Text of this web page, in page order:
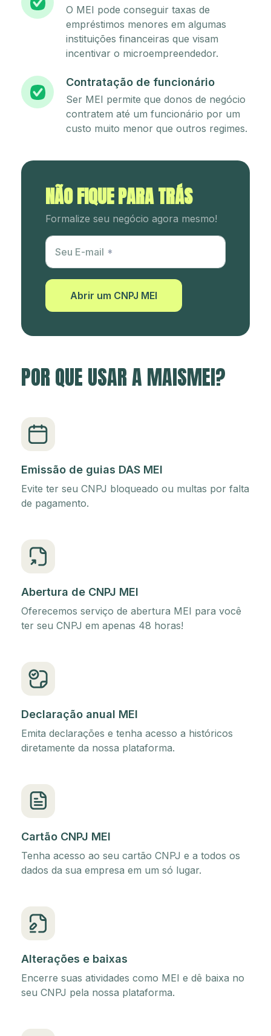
O MEI pode conseguir taxas de
empréstimos menores em algumas
instituições financeiras que visam
incentivar o microempreendedor.
Contratação de funcionário
Ser MEI permite que donos de negócio
contratem até um funcionário por um
custo muito menor que outros regimes.
NÃO FIQUE PARA TRÁS
Formalize seu negócio agora mesmo!
Utm Content
Seu E-mail
Abrir um CNPJ MEI
POR QUE USAR A MAISMEI?
Emissão de guias DAS MEI
Evite ter seu CNPJ bloqueado ou multas por falta
de pagamento.
Abertura de CNPJ MEI
Oferecemos serviço de abertura MEI para você
ter seu CNPJ em apenas 48 horas!
Declaração anual MEI
Emita declarações e tenha acesso a históricos
diretamente da nossa plataforma.
Cartão CNPJ MEI
Tenha acesso ao seu cartão CNPJ e a todos os
dados da sua empresa em um só lugar.
Alterações e baixas
Encerre suas atividades como MEI e dê baixa no
seu CNPJ pela nossa plataforma.